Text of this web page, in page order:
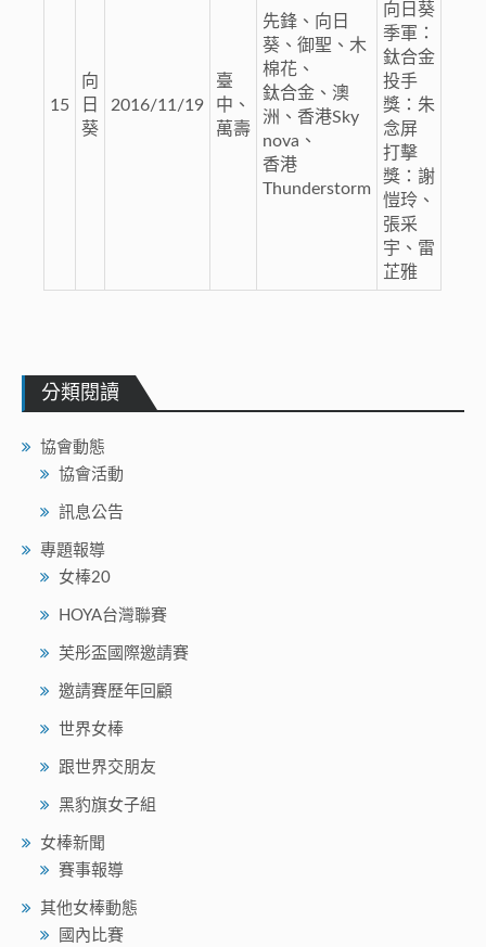
15
向
日
葵
2016/11/19
臺
中、
萬壽
先鋒、向日
葵、御聖、木
棉花、
鈦合金、澳
洲、香港Sky
nova、
香港
Thunderstorm
向日葵
季軍：
鈦合金
投手
獎：朱
念屏
打擊
獎：謝
愷玲、
張采
宇、雷
芷雅
分類閱讀
協會動態
協會活動
訊息公告
專題報導
女棒20
HOYA台灣聯賽
芙彤盃國際邀請賽
邀請賽歷年回顧
世界女棒
跟世界交朋友
黑豹旗女子組
女棒新聞
賽事報導
其他女棒動態
國內比賽